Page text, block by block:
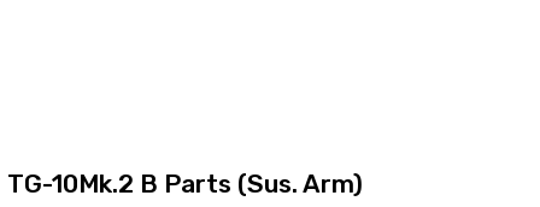
TG-10Mk.2 B Parts (Sus. Arm)